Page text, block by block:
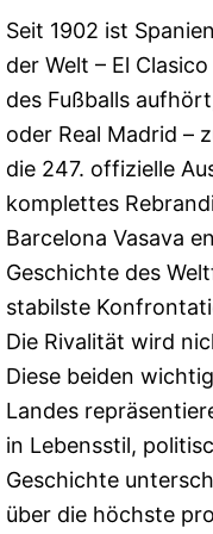
Seit 1902 ist
der Welt – El
des Fußballs
oder Real Madrid –
die 247. offizielle
komplettes
Barcelona Vasava
Geschichte des
stabilste
Die Rivalität wird
Diese beiden
Landes
in Lebensstil,
Geschichte
über die höchste